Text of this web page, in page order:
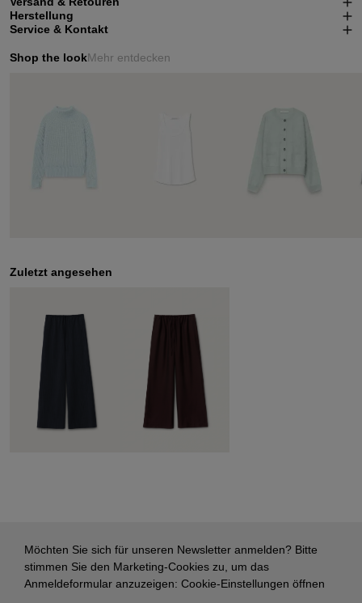
Herstellung
Service & Kontakt
Shop the lookMehr entdecken
Zuletzt angesehen
Möchten Sie sich für unseren Newsletter anmelden? Bitte
stimmen Sie den Marketing-Cookies zu, um das
Anmeldeformular anzuzeigen: Cookie-Einstellungen öffnen